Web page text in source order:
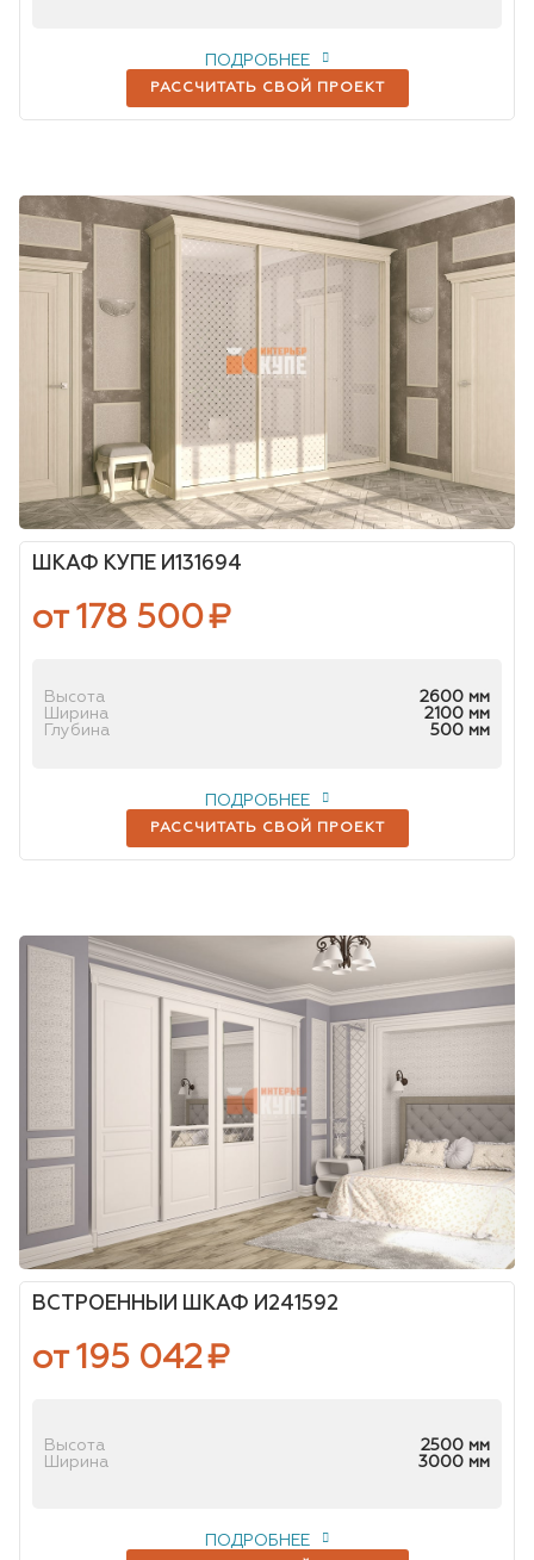
РАССЧИТАТЬ СВОЙ ПРОЕКТ
ПОДРОБНЕЕ
ШКАФ КУПЕ И131694
от 178 500₽
Высота
2600 мм
Ширина
2100 мм
Глубина
500 мм
РАССЧИТАТЬ СВОЙ ПРОЕКТ
ПОДРОБНЕЕ
ВСТРОЕННЫЙ ШКАФ И241592
от 195 042₽
Высота
2500 мм
Ширина
3000 мм
ПОДРОБНЕЕ